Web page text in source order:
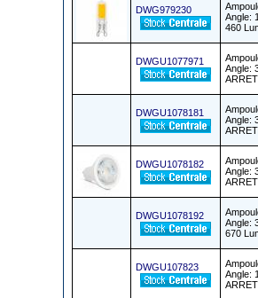
DWG979230
Angle:
460
DWGU1077971
Angle:
ARRET
DWGU1078181
Angle:
ARRET
DWGU1078182
Angle:
ARRET
DWGU1078192
Angle:
670
DWGU107823
Angle:
ARRET